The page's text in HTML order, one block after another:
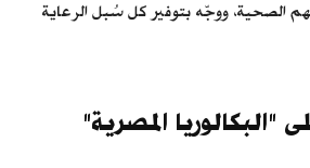
الصحية، ووجّه بتوفير كل سُبل الرعاية
"البكالوريا المصرية"